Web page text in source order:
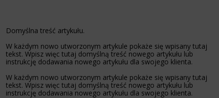
Domyślna treść artykułu.
W każdym nowo utworzonym artykule pokaże się wpisany tutaj
tekst. Wpisz więc tutaj domyślną treść nowego artykułu lub
instrukcję dodawania nowego artykułu dla swojego klienta.
W każdym nowo utworzonym artykule pokaże się wpisany tutaj
tekst. Wpisz więc tutaj domyślną treść nowego artykułu lub
instrukcję dodawania nowego artykułu dla swojego klienta.